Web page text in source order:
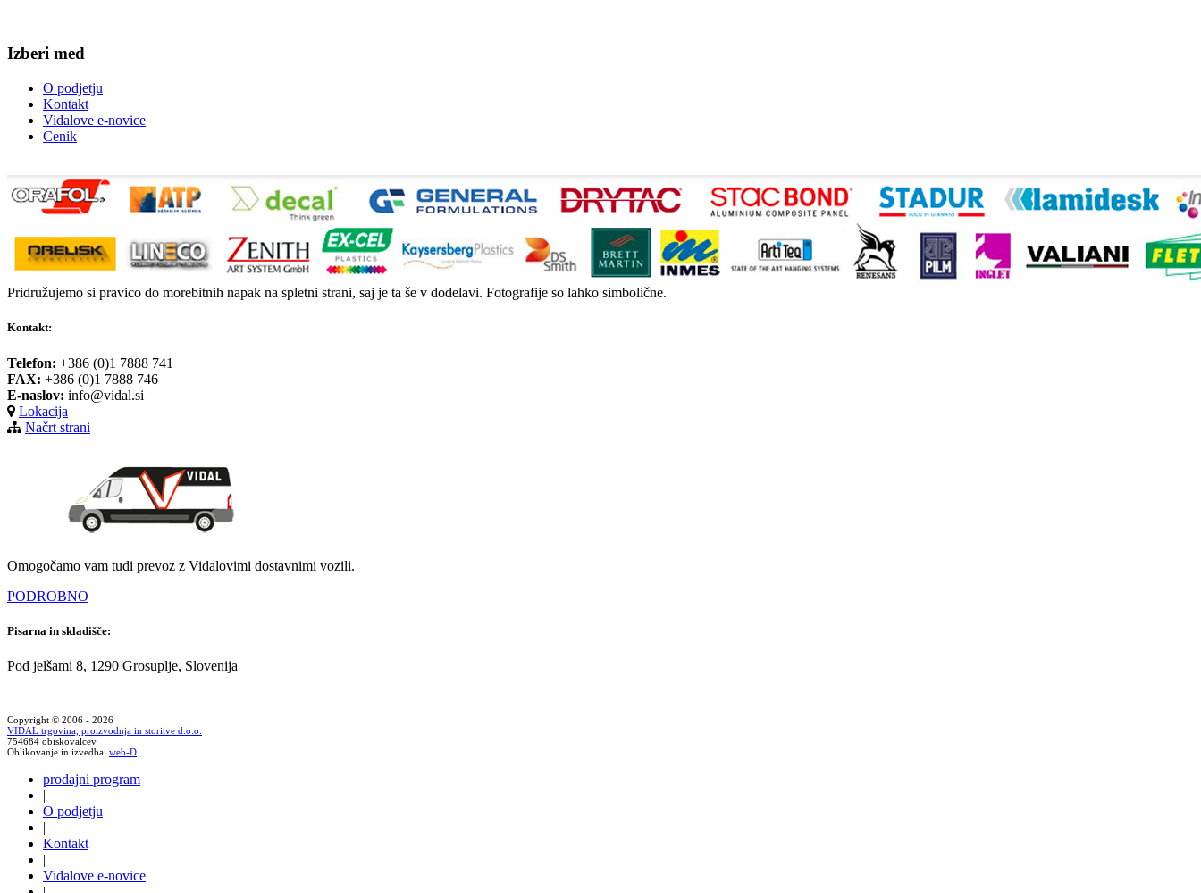
Izberi med
O podjetju
Kontakt
Vidalove e-novice
Cenik
Pridružujemo si pravico do morebitnih napak na spletni strani, saj je ta še v dodelavi. Fotografije so lahko simbolične.
Kontakt:
Telefon: +386 (0)1 7888 741
FAX: +386 (0)1 7888 746
E-naslov: info@vidal.si
Lokacija
Načrt strani
Omogočamo vam tudi prevoz z Vidalovimi dostavnimi vozili.
PODROBNO
Pisarna in skladišče:
Pod jelšami 8, 1290 Grosuplje, Slovenija
Copyright © 2006 - 2026
VIDAL trgovina, proizvodnja in storitve d.o.o.
754684 obiskovalcev
Oblikovanje in izvedba: web-D
prodajni program
|
O podjetju
|
Kontakt
|
Vidalove e-novice